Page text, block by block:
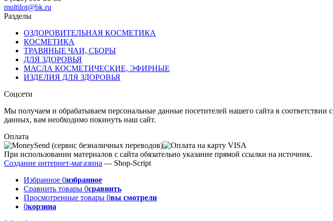
multilot@bk.ru
Разделы
ОЗДОРОВИТЕЛЬНАЯ КОСМЕТИКА
КОСМЕТИКА
ТРАВЯНЫЕ ЧАИ, СБОРЫ
ДЛЯ ЗДОРОВЬЯ
МАСЛА КОСМЕТИЧЕСКИЕ, ЭФИРНЫЕ
ИЗДЕЛИЯ ДЛЯ ЗДОРОВЬЯ
Соцсети
Мы получаем и обрабатываем персональные данные посетителей нашего сайта в соответствии с
данных, вам необходимо покинуть наш сайт.
Оплата
При использовании материалов с сайта обязательно указание прямой ссылки на источник.
Создание интернет-магазина — Shop-Script
Избранное 0избранное
Сравнить товары 0сравнить
Просмотренные товары 0вы смотрели
0корзина